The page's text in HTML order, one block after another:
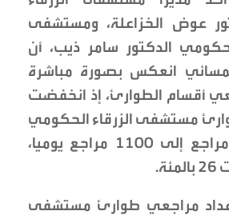
عوض الخزاعلة، ومستشفى
الدكتور سامر ذيب، أن
انعكس بصورة مباشرة
أقسام الطوارئ، إذ انخفضت
مستشفى الزرقاء الحكومي
من نحو 1500 مراجع إلى 1100 مراجع يوميا،
مراجعي طوارئ مستشفى